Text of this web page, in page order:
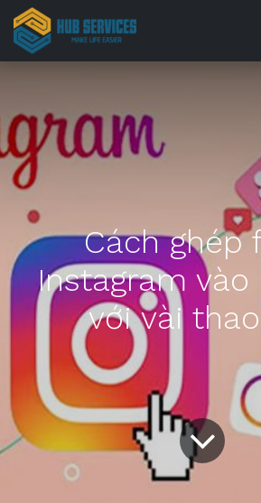
Cách ghép
Instagram vào
với vài